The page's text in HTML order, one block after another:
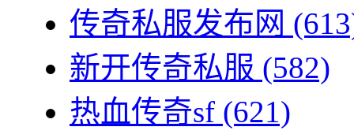
传奇私服发布网
新开传奇私服 (582)
热血传奇sf (621)